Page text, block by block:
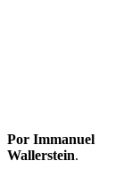
Por Immanuel
Wallerstein.